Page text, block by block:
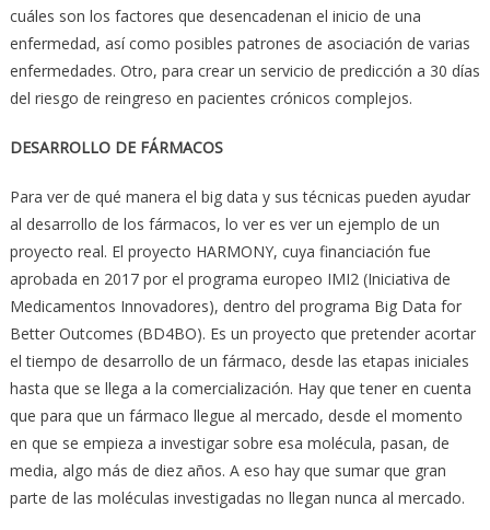
cuáles son los factores que desencadenan el inicio de una
enfermedad, así como posibles patrones de asociación de varias
enfermedades. Otro, para crear un servicio de predicción a 30 días
del riesgo de reingreso en pacientes crónicos complejos.
DESARROLLO DE FÁRMACOS
Para ver de qué manera el big data y sus técnicas pueden ayudar
al desarrollo de los fármacos, lo ver es ver un ejemplo de un
proyecto real. El proyecto HARMONY, cuya financiación fue
aprobada en 2017 por el programa europeo IMI2 (Iniciativa de
Medicamentos Innovadores), dentro del programa Big Data for
Better Outcomes (BD4BO). Es un proyecto que pretender acortar
el tiempo de desarrollo de un fármaco, desde las etapas iniciales
hasta que se llega a la comercialización. Hay que tener en cuenta
que para que un fármaco llegue al mercado, desde el momento
en que se empieza a investigar sobre esa molécula, pasan, de
media, algo más de diez años. A eso hay que sumar que gran
parte de las moléculas investigadas no llegan nunca al mercado.